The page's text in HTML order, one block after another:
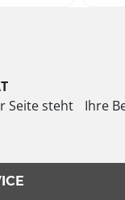
Seite steht
Ihre